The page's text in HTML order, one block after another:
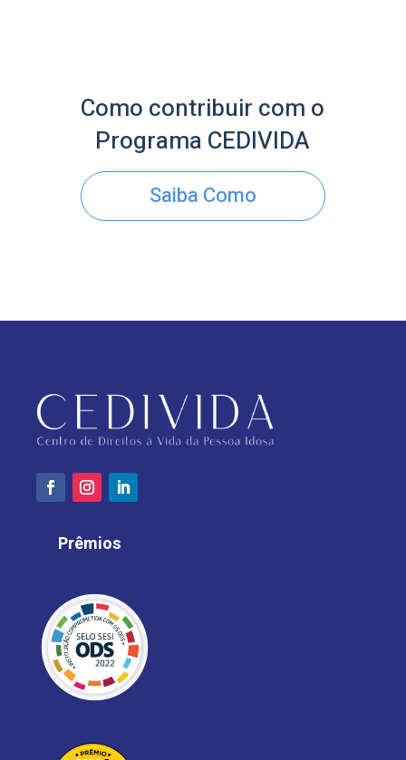
Como contribuir com o
Programa CEDIVIDA
Saiba Como
Prêmios